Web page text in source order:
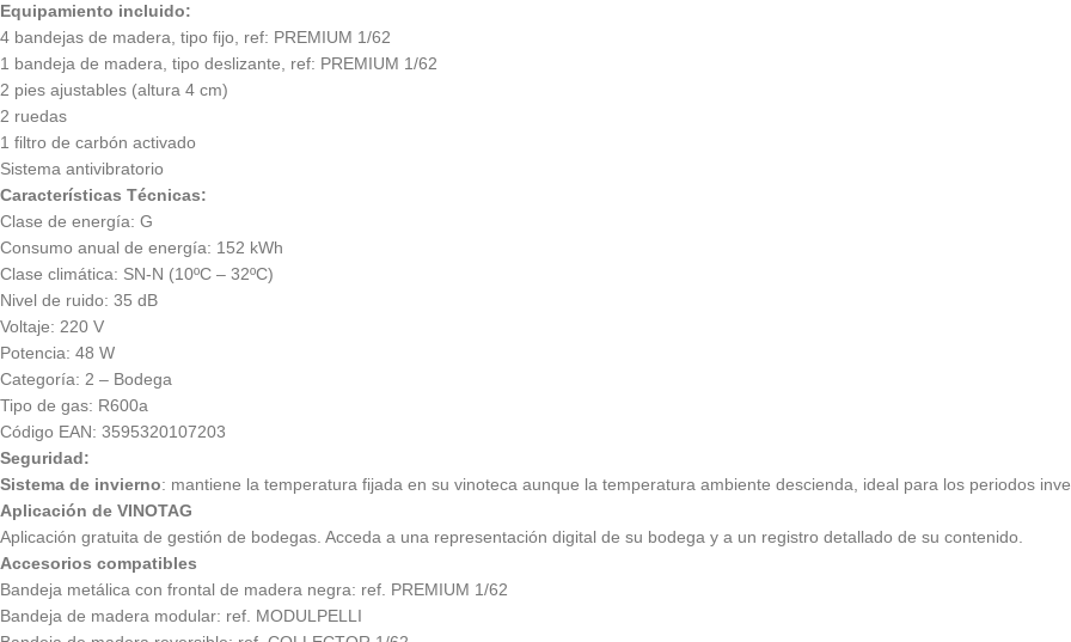
Equipamiento incluido:
4 bandejas de madera, tipo fijo, ref: PREMIUM 1/62
1 bandeja de madera, tipo deslizante, ref: PREMIUM 1/62
2 pies ajustables (altura 4 cm)
2 ruedas
1 filtro de carbón activado
Sistema antivibratorio
Características Técnicas:
Clase de energía: G
Consumo anual de energía: 152 kWh
Clase climática: SN-N (10ºC – 32ºC)
Nivel de ruido: 35 dB
Voltaje: 220 V
Potencia: 48 W
Categoría: 2 – Bodega
Tipo de gas: R600a
Código EAN: 3595320107203
Seguridad:
Sistema de invierno: mantiene la temperatura fijada en su vinoteca aunque la temperatura ambiente descienda, ideal para los periodos
Aplicación de VINOTAG
Aplicación gratuita de gestión de bodegas. Acceda a una representación digital de su bodega y a un registro detallado de su contenido.
Accesorios compatibles
Bandeja metálica con frontal de madera negra: ref. PREMIUM 1/62
Bandeja de madera modular: ref. MODULPELLI